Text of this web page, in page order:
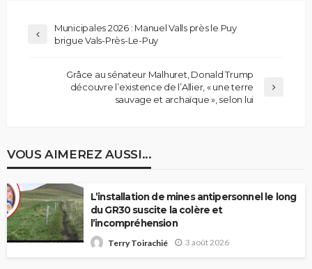
Municipales 2026 : Manuel Valls près le Puy
brigue Vals-Près-Le-Puy
Grâce au sénateur Malhuret, Donald Trump
découvre l’existence de l’Allier, « une terre
sauvage et archaïque », selon lui
VOUS AIMEREZ AUSSI...
L’installation de mines antipersonnel le long
du GR30 suscite la colère et
l’incompréhension
Terry Toirachié 3 août 2026